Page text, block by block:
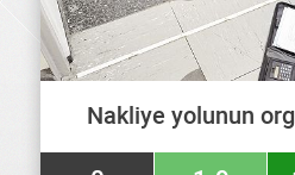
Nakliye yolunun